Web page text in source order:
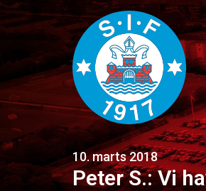
10. marts 2018
Peter S.: Vi